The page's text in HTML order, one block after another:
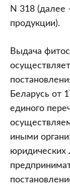
N 318 (далее
продукции).
Выдача
Беларусь от
единого
иными
юридических